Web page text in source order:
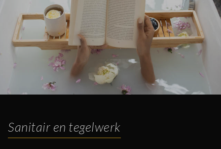
Sanitair en tegelwerk